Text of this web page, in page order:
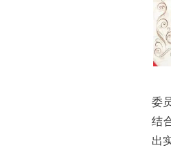
委
结
出